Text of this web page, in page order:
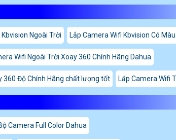
Ngoài Trời Lắp Camera Wifi Kbvision Có
Wifi Ngoài Trời Xoay 360 Chính Hãng Dahua
360 Độ Chính Hãng chất lượng tốt Lắp Camera Wifi
Camera Full Color Dahua